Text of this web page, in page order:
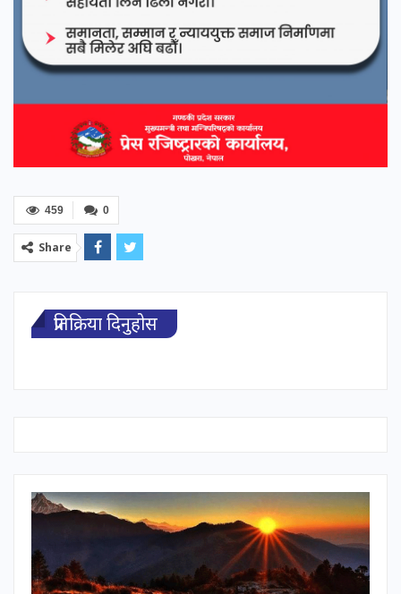
0
459
Share
प्रतिक्रिया दिनुहोस